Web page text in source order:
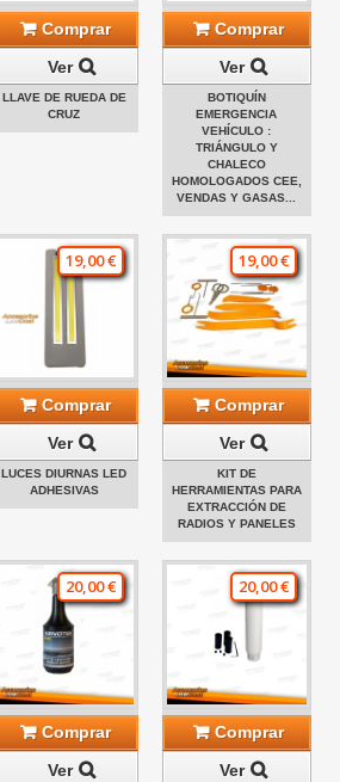
Comprar
Ver
LLAVE DE RUEDA DE
CRUZ
Comprar
Ver
BOTIQUÍN
EMERGENCIA
VEHÍCULO :
TRIÁNGULO Y
CHALECO
HOMOLOGADOS CEE,
VENDAS Y GASAS...
19,00 €
Comprar
Ver
LUCES DIURNAS LED
ADHESIVAS
19,00 €
Comprar
Ver
KIT DE
HERRAMIENTAS PARA
EXTRACCIÓN DE
RADIOS Y PANELES
20,00 €
Comprar
Ver
20,00 €
Comprar
Ver